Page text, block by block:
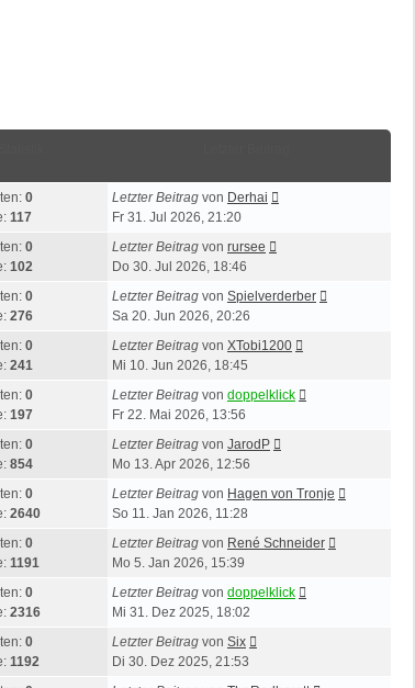
0
117
Letzter Beitrag von Derhai
Fr 31. Jul 2026, 21:20
0
102
Letzter Beitrag von rursee
Do 30. Jul 2026, 18:46
0
276
Letzter Beitrag von Spielverderber
Sa 20. Jun 2026, 20:26
0
241
Letzter Beitrag von XTobi1200
Mi 10. Jun 2026, 18:45
0
197
Letzter Beitrag von doppelklick
Fr 22. Mai 2026, 13:56
0
854
Letzter Beitrag von JarodP
Mo 13. Apr 2026, 12:56
0
2640
Letzter Beitrag von Hagen von Tronje
So 11. Jan 2026, 11:28
0
1191
Letzter Beitrag von René Schneider
Mo 5. Jan 2026, 15:39
0
2316
Letzter Beitrag von doppelklick
Mi 31. Dez 2025, 18:02
0
1192
Letzter Beitrag von Six
Di 30. Dez 2025, 21:53